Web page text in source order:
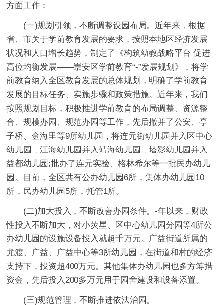
方面工作：
(一)规划引领，不断调整设园布局。近年来，根据
省、市关于学前教育发展的要求，按照本地区经济发展
状况和人口增长趋势，制定了《构筑幼教战略平台 促进
高位均衡发展——崇安区学前教育“-”发展规划》，将学
前教育纳入全区教育发展的总体规划，明确了学前教育
发展的目标任务、实施步骤和政策措施。近年来，我们
按照规划目标，积极推进学前教育的布局调整、资源整
合、规模办园、规范办园等工作，先后撤并了公安、亭
子桥、金海里等9所幼儿园，将连元街幼儿园并入区中心
幼儿园，江海幼儿园并入靖海幼儿园，塔影幼儿园并入
益都幼儿园;批办了连元实验、格林希尔等一批民办幼儿
园。目前，全区共有公办幼儿园6所，集体办幼儿园10
所，民办幼儿园5所，托管1所。
(二)加大投入，不断改善办园条件。-年以来，财政
性投入不断加大，对小荧星、区中心幼儿园分园等4所公
办幼儿园的设施设备投入就超千万元。广益街道所属的
尤渡、广益、广益中心等3所幼儿园，在街道和村的经济
支持下，投资超400万元。其他集体办幼儿园也多方筹措
资金，先后投入200多万元用于园舍建设和设备添置。
(三)规范管理，不断推进依法治园。